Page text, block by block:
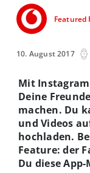
Featured
10. August 2017
Mit
Deine
machen. Du
und Videos
hochladen.
Feature: der
Du diese